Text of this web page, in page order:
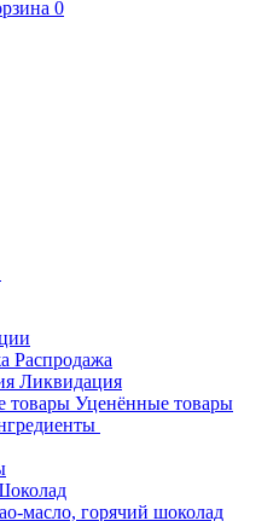
0
Распродажа
Ликвидация
Уценённые товары